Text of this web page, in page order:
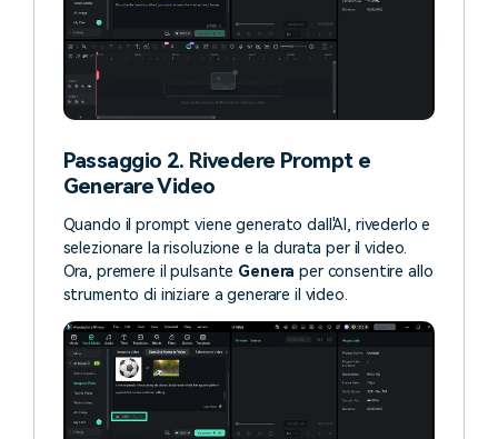
Passaggio 2. Rivedere Prompt e
Generare Video
Quando il prompt viene generato dall'AI, rivederlo e
selezionare la risoluzione e la durata per il video.
Ora, premere il pulsante Genera per consentire allo
strumento di iniziare a generare il video.